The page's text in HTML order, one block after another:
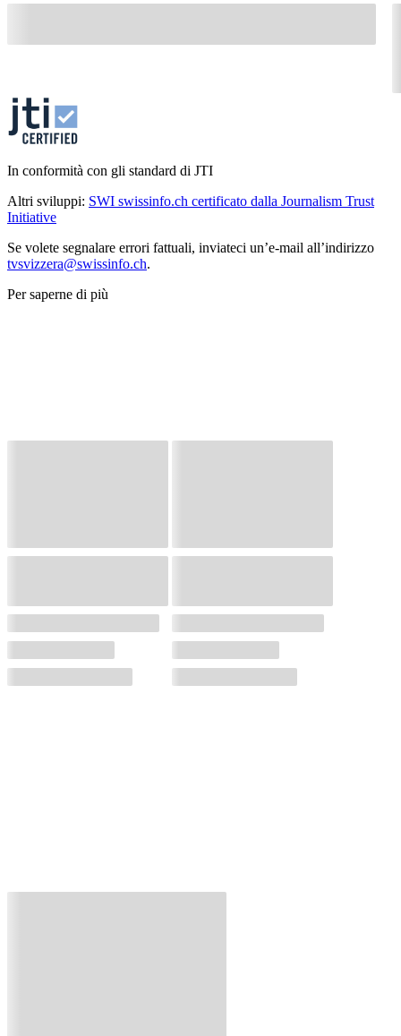
In conformità con gli standard di JTI
Altri sviluppi: SWI swissinfo.ch certificato dalla Journalism Trust
Initiative
Se volete segnalare errori fattuali, inviateci un’e-mail all’indirizzo
tvsvizzera@swissinfo.ch.
Per saperne di più